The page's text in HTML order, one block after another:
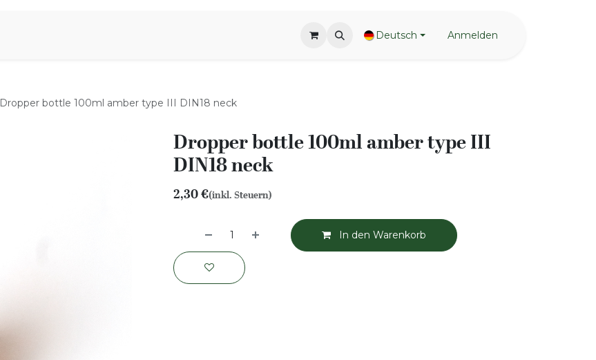
Deutsch Anmelden
Dropper bottle 100ml amber type III DIN18 neck
Dropper bottle 100ml amber type III
DIN18 neck
2,30€(inkl. Steuern)
In den Warenkorb